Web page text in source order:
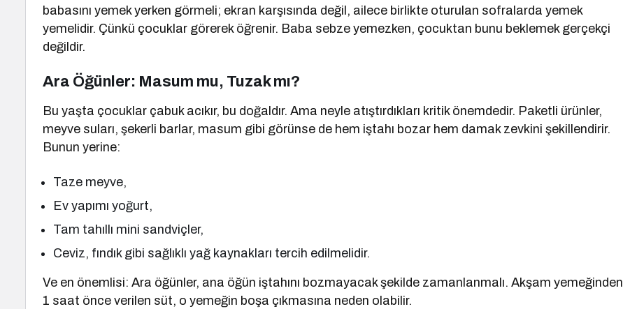
babasını yemek yerken görmeli; ekran karşısında değil, ailece birlikte oturulan sofralarda yemek
yemelidir. Çünkü çocuklar görerek öğrenir. Baba sebze yemezken, çocuktan bunu beklemek gerçekçi
değildir.
Ara Öğünler: Masum mu, Tuzak mı?
Bu yaşta çocuklar çabuk acıkır, bu doğaldır. Ama neyle atıştırdıkları kritik önemdedir. Paketli ürünler,
meyve suları, şekerli barlar, masum gibi görünse de hem iştahı bozar hem damak zevkini şekillendirir.
Bunun yerine:
Taze meyve,
Ev yapımı yoğurt,
Tam tahıllı mini sandviçler,
Ceviz, fındık gibi sağlıklı yağ kaynakları tercih edilmelidir.
Ve en önemlisi: Ara öğünler, ana öğün iştahını bozmayacak şekilde zamanlanmalı. Akşam yemeğinden
1 saat önce verilen süt, o yemeğin boşa çıkmasına neden olabilir.